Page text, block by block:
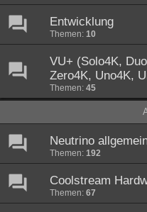
Entwicklung
Themen: 10
VU+ (Solo4K,
Zero4K, Uno4K,
Themen: 45
Neutrino
Themen: 192
Coolstream
Themen: 67